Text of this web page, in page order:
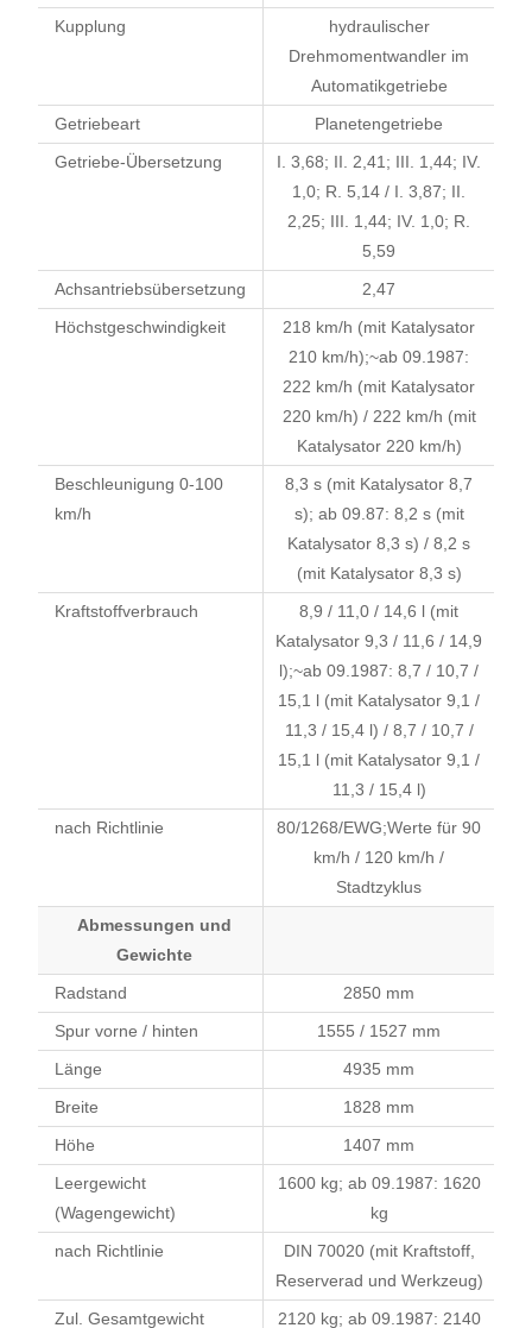
Kupplung
hydraulischer
Drehmomentwandler im
Automatikgetriebe
Getriebeart
Planetengetriebe
Getriebe-Übersetzung
I. 3,68; II. 2,41; III. 1,44; IV.
1,0; R. 5,14 / I. 3,87; II.
2,25; III. 1,44; IV. 1,0; R.
5,59
Achsantriebsübersetzung
2,47
Höchstgeschwindigkeit
218 km/h (mit Katalysator
210 km/h);~ab 09.1987:
222 km/h (mit Katalysator
220 km/h) / 222 km/h (mit
Katalysator 220 km/h)
Beschleunigung 0-100
km/h
8,3 s (mit Katalysator 8,7
s); ab 09.87: 8,2 s (mit
Katalysator 8,3 s) / 8,2 s
(mit Katalysator 8,3 s)
Kraftstoffverbrauch
8,9 / 11,0 / 14,6 l (mit
Katalysator 9,3 / 11,6 / 14,9
l);~ab 09.1987: 8,7 / 10,7 /
15,1 l (mit Katalysator 9,1 /
11,3 / 15,4 l) / 8,7 / 10,7 /
15,1 l (mit Katalysator 9,1 /
11,3 / 15,4 l)
nach Richtlinie
80/1268/EWG;Werte für 90
km/h / 120 km/h /
Stadtzyklus
Abmessungen und
Gewichte
Radstand
2850 mm
Spur vorne / hinten
1555 / 1527 mm
Länge
4935 mm
Breite
1828 mm
Höhe
1407 mm
Leergewicht
(Wagengewicht)
1600 kg; ab 09.1987: 1620
kg
nach Richtlinie
DIN 70020 (mit Kraftstoff,
Reserverad und Werkzeug)
Zul. Gesamtgewicht
2120 kg; ab 09.1987: 2140